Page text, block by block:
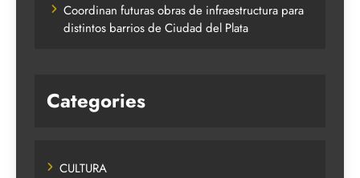
Coordinan futuras obras de infraestructura para
distintos barrios de Ciudad del Plata
Categories
CULTURA